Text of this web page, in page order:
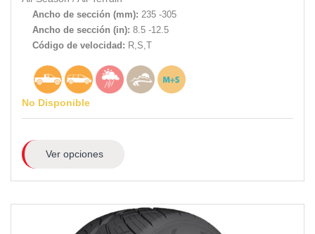
Ancho de sección (mm): 235 -305
Ancho de sección (in): 8.5 -12.5
Código de velocidad: R,S,T
No Disponible
Ver opciones